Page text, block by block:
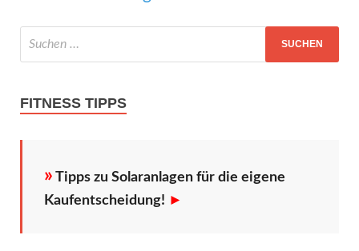
FITNESS TIPPS
» Tipps zu Solaranlagen für die eigene
Kaufentscheidung! ►